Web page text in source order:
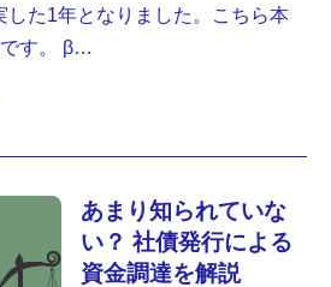
した1年となりました。こちら本
す。 β…
あまり知られていな
い？ 社債発行による
資金調達を解説